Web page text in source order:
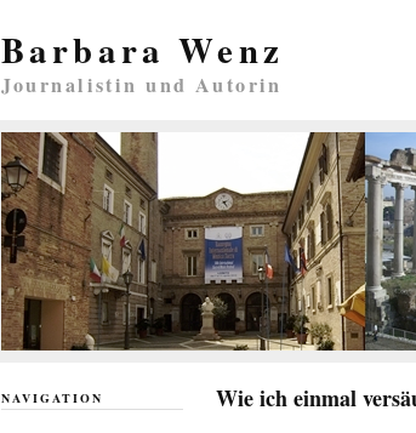
Barbara Wenz
Journalistin und Autorin
Wie ich einmal
NAVIGATION